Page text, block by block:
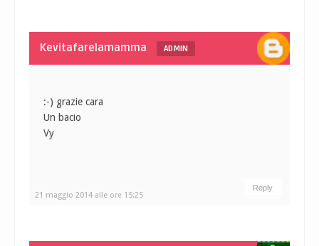
Kevitafarelamamma ADMIN
21 maggio 2014 alle ore 15:25
:-) grazie cara
Un bacio
Vy
Reply